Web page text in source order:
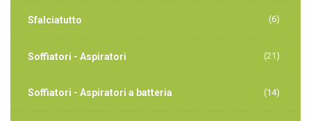
Sfalciatutto (6)
Soffiatori - Aspiratori (21)
Soffiatori - Aspiratori a batteria (14)